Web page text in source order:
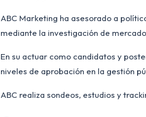
ABC Marketing ha asesorado a
mediante la investigación de
En su actuar como candidatos y
niveles de aprobación en la gestión
ABC realiza sondeos, estudios y